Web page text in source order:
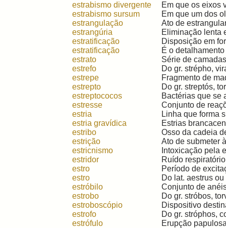
estrabismo divergente
Em que os eixos
estrabismo sursum
Em que um dos
estrangulação
Ato de
estrangúria
Eliminação lenta
estratificação
Disposição em
estratificação
É o
estrato
Série de
estrefo
Do gr. strépho,
estrepe
Fragmento de
estrepto
Do gr. streptós,
estreptococos
Bactérias que se
estresse
Conjunto de
estria
Linha que forma
estria gravídica
Estrias
estribo
Osso da cadeia
estrição
Ato de submeter
estricnismo
Intoxicação pela
estridor
Ruído
estro
Período de
estro
Do lat. aestrus
estróbilo
Conjunto de
estrobo
Do gr. stróbos,
estroboscópio
Dispositivo
estrofo
Do gr. stróphos,
estrófulo
Erupção